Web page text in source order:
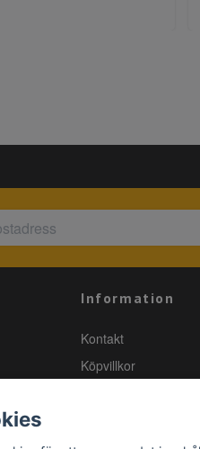
Information
Kontakt
Köpvillkor